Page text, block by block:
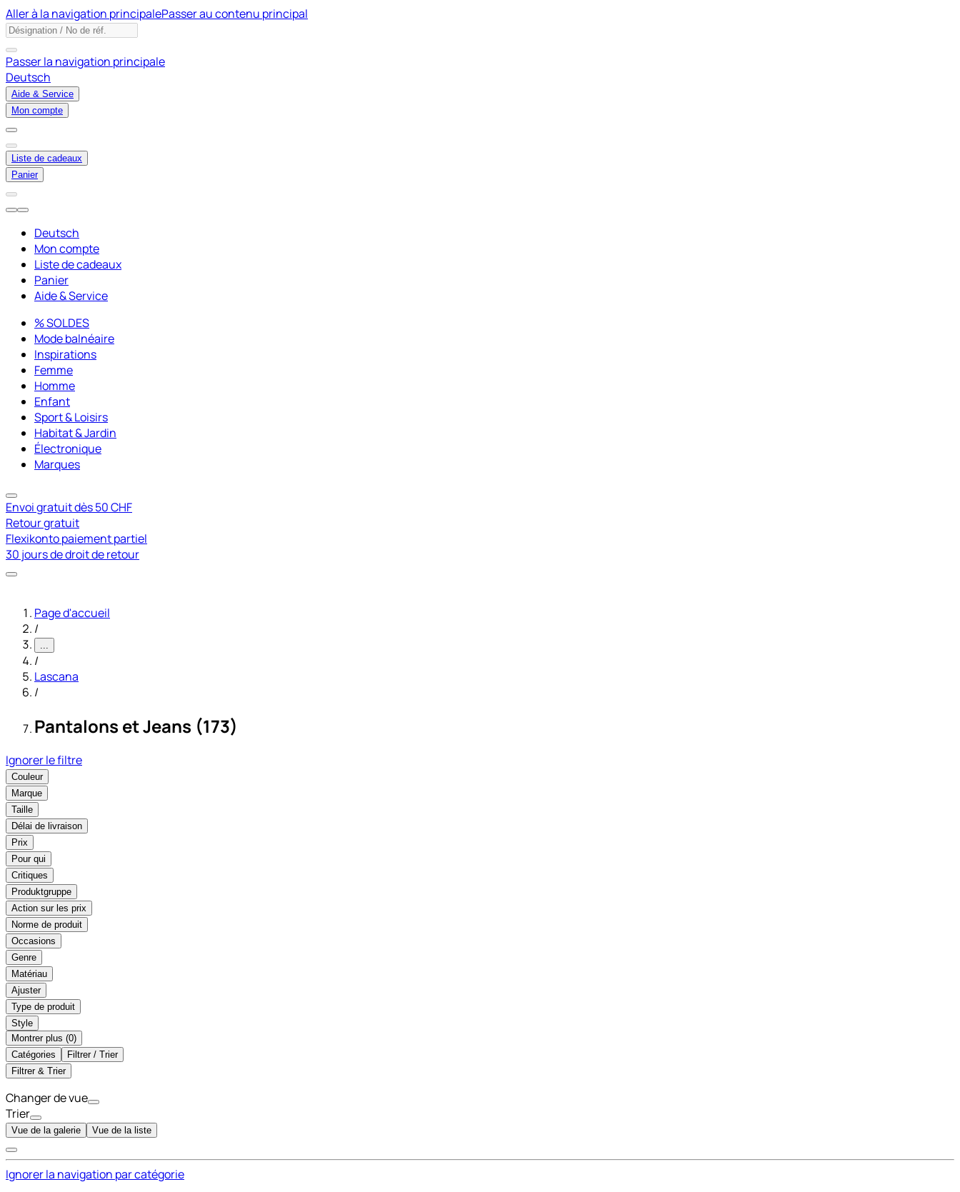
Aller à la navigation principalePasser au contenu principal
Passer la navigation principale
Deutsch
Aide & Service
Mon compte
Liste de cadeaux
Panier
Deutsch
Mon compte
Liste de cadeaux
Panier
Aide & Service
% SOLDES
Mode balnéaire
Inspirations
Femme
Homme
Enfant
Sport & Loisirs
Habitat & Jardin
Électronique
Marques
Envoi gratuit dès 50 CHF
Retour gratuit
Flexikonto paiement partiel
30 jours de droit de retour
Page d'accueil
/
...
/
Lascana
/
Pantalons et Jeans (173)
Ignorer le filtre
Couleur
Marque
Taille
Délai de livraison
Prix
Pour qui
Critiques
Produktgruppe
Action sur les prix
Norme de produit
Occasions
Genre
Matériau
Ajuster
Type de produit
Style
Montrer plus ( )
Catégories
Filtrer / Trier
Filtrer & Trier
Changer de vue
Trier
Vue de la galerie Vue de la liste
Ignorer la navigation par catégorie